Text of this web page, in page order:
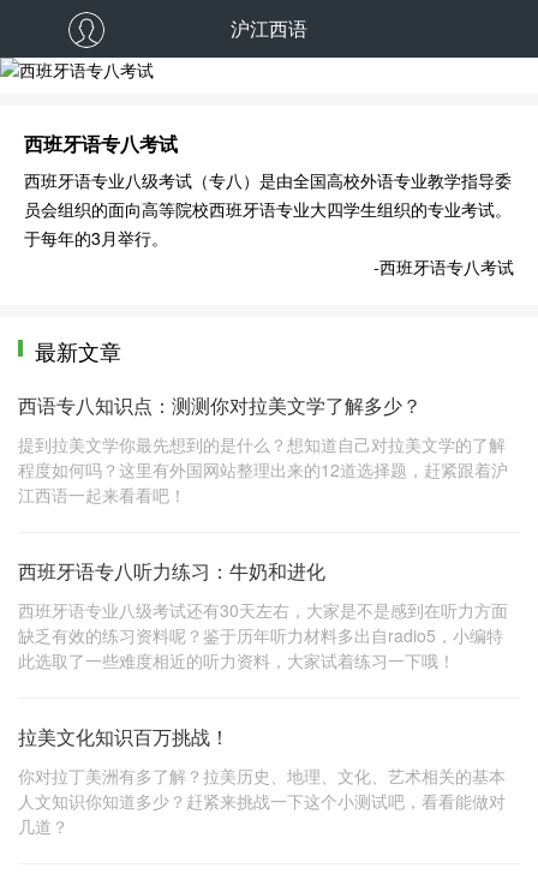
沪江西语
西班牙语专八考试
西班牙语专八考试
西班牙语专业八级考试（专八）是由全国高校外语专业教学指导委
员会组织的面向高等院校西班牙语专业大四学生组织的专业考试。
于每年的3月举行。
-西班牙语专八考试
最新文章
西语专八知识点：测测你对拉美文学了解多少？
提到拉美文学你最先想到的是什么？想知道自己对拉美文学的了解
程度如何吗？这里有外国网站整理出来的12道选择题，赶紧跟着沪
江西语一起来看看吧！
西班牙语专八听力练习：牛奶和进化
西班牙语专业八级考试还有30天左右，大家是不是感到在听力方面
缺乏有效的练习资料呢？鉴于历年听力材料多出自radio5，小编特
此选取了一些难度相近的听力资料，大家试着练习一下哦！
拉美文化知识百万挑战！
你对拉丁美洲有多了解？拉美历史、地理、文化、艺术相关的基本
人文知识你知道多少？赶紧来挑战一下这个小测试吧，看看能做对
几道？